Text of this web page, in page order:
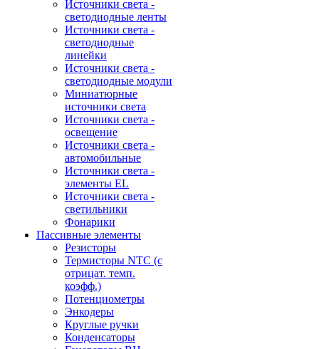
Источники света -
светодиодные ленты
Источники света -
светодиодные
линейки
Источники света -
светодиодные модули
Миниатюрные
источники света
Источники света -
освещение
Источники света -
автомобильные
Источники света -
элементы EL
Источники света -
светильники
Фонарики
Пассивные элементы
Резисторы
Термисторы NTC (с
отрицат. темп.
коэфф.)
Потенциометры
Энкодеры
Круглые ручки
Конденсаторы